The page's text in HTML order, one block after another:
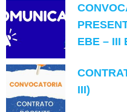
EBE – III
III)